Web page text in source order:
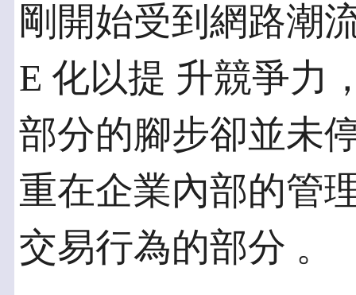
剛開始受到網路潮
E 化以提 升競爭力
部分的腳步卻並未
重在企業內部的管
交易行為的部分 。